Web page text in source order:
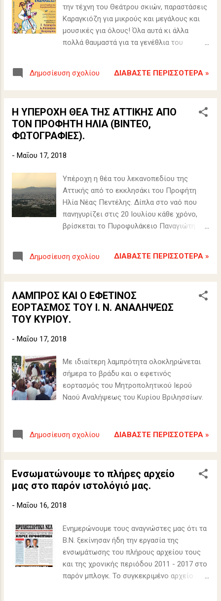
την τέχνη του Θεάτρου σκιών, παραστάσεις
Καραγκιόζη για μικρούς και μεγάλους και
μουσικές για όλους! Όλα αυτά κι άλλα
πολλά θαυμαστά για τα γενέθλια του
-ΒΙΒΛΙΟΠΩΛΕΙΟ Σισμανογλείου 10,
Βριλήσσια, 211 410 9989
Δημοσίευση σχολίου ΔΙΑΒΆΣΤΕ ΠΕΡΙΣΣΌΤΕΡΑ »
Η ΥΠΕΡΟΧΗ ΘΕΑ ΤΗΣ ΑΤΤΙΚΗΣ ΑΠΟ
ΤΟΝ ΠΡΟΦΗΤΗ ΗΛΙΑ (ΒΙΝΤΕΟ,
ΦΩΤΟΓΡΑΦΙΕΣ).
- Μαΐου 17, 2018
Υπέροχη η θέα του λεκανοπεδίου της
Αττικής από το εκκλησάκι του Προφήτη
Ηλία Νέας Πεντέλης. Δίπλα στο ναό που
πανηγυρίζει στις 20 Ιουλίου κάθε χρόνο,
βρίσκεται το Πυροφυλάκειο Παναγιώτη
εικόνες σπάνιας ομορφιάς με σκοπό να
σας προτρέψουν να το επισκεφθείτε. Από
βουνά της Αττικής την Πεντέλη, την
Πάρνηθα, και τον Υμηττό, να απολαύσετε
την θέα του Λυκαβηττού και της
λεκανοπέδιο με μια ματιά. Αν έχετε και
κυάλια, τότε ποιός την χάρη σας! ΔΕΙΤΕ ΤΟ
ΒΙΝΤΕΟ ΚΑΙ ΤΙΣ ΦΩΤΟΓΡΑΦΙΕΣ.
Δημοσίευση σχολίου ΔΙΑΒΆΣΤΕ ΠΕΡΙΣΣΌΤΕΡΑ »
ΛΑΜΠΡΟΣ ΚΑΙ Ο ΕΦΕΤΙΝΟΣ
ΕΟΡΤΑΣΜΟΣ ΤΟΥ Ι. Ν. ΑΝΑΛΗΨΕΩΣ
ΤΟΥ ΚΥΡΙΟΥ.
- Μαΐου 17, 2018
Με ιδιαίτερη λαμπρότητα ολοκληρώνεται
σήμερα το βράδυ και ο εφετινός
εορτασμός του Μητροπολητικού Ιερού
Ναού Αναλήψεως του Κυρίου Βριλησσίων.
Δημοσίευση σχολίου ΔΙΑΒΆΣΤΕ ΠΕΡΙΣΣΌΤΕΡΑ »
Ενσωματώνουμε το πλήρες αρχείο
μας στο παρόν ιστολόγιό μας.
- Μαΐου 16, 2018
Ενημερώνουμε τους αναγνώστες μας ότι τα
Β.Ν. ξεκίνησαν ήδη την εργασία της
ενσωμάτωσης του πλήρους αρχείου τους
και της χρονικής περιόδου 2011 - 2017 στο
παρόν μπλογκ. Το συγκεκριμένο αρχείο